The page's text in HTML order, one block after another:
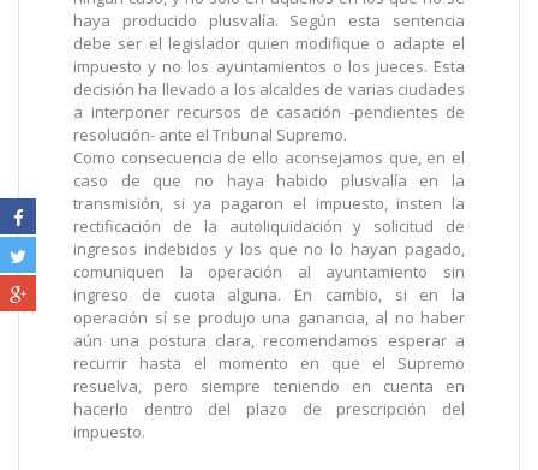
haya producido plusvalía. Según esta sentencia
debe ser el legislador quien modifique o adapte el
impuesto y no los ayuntamientos o los jueces. Esta
decisión ha llevado a los alcaldes de varias ciudades
a interponer recursos de casación -pendientes de
resolución- ante el Tribunal Supremo.
Como consecuencia de ello aconsejamos que, en el
caso de que no haya habido plusvalía en la
transmisión, si ya pagaron el impuesto, insten la
rectificación de la autoliquidación y solicitud de
ingresos indebidos y los que no lo hayan pagado,
comuniquen la operación al ayuntamiento sin
ingreso de cuota alguna. En cambio, si en la
operación sí se produjo una ganancia, al no haber
aún una postura clara, recomendamos esperar a
recurrir hasta el momento en que el Supremo
resuelva, pero siempre teniendo en cuenta en
hacerlo dentro del plazo de prescripción del
impuesto.